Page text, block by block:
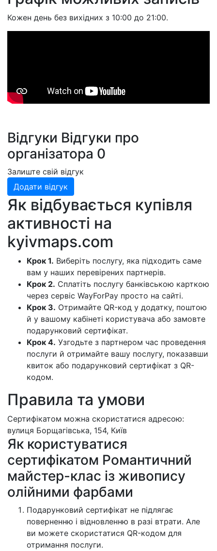
Кожен день без вихідних з 10:00 до 21:00.
Відгуки Відгуки про
організатора 0
Залиште свій відгук
Додати відгук
Як відбувається купівля
активності на
kyivmaps.com
Крок 1. Виберіть послугу, яка підходить саме
вам у наших перевірених партнерів.
Крок 2. Сплатіть послугу банківською карткою
через сервіс WayForPay просто на сайті.
Крок 3. Отримайте QR-код у додатку, поштою
й у вашому кабінеті користувача або замовте
подарунковий сертифікат.
Крок 4. Узгодьте з партнером час проведення
послуги й отримайте вашу послугу, показавши
квиток або подарунковий сертифікат з QR-
кодом.
Правила та умови
Сертифікатом можна скористатися адресою:
вулиця Борщагівська, 154, Київ
Як користуватися
сертифікатом Романтичний
майстер-клас із живопису
олійними фарбами
Подарунковий сертифікат не підлягає
поверненню і відновленню в разі втрати. Але
ви можете скористатися QR-кодом для
отримання послуги.